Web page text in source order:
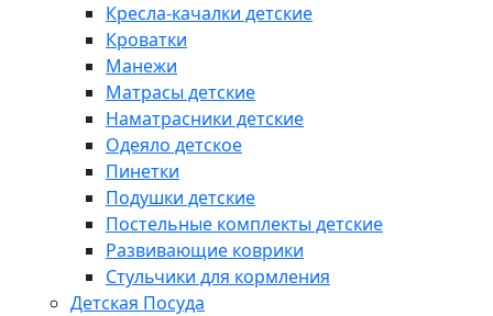
Кресла-качалки детские
Кроватки
Манежи
Матрасы детские
Наматрасники детские
Одеяло детское
Пинетки
Подушки детские
Постельные комплекты детские
Развивающие коврики
Стульчики для кормления
Детская Посуда